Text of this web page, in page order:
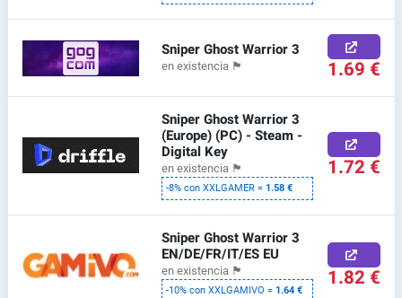
Sniper Ghost Warrior 3
en existencia 🏴 1.69 €
Sniper Ghost Warrior 3
(Europe) (PC) - Steam -
Digital Key
en existencia 🏴
-8% con XXLGAMER =1.58 €
1.72 €
Sniper Ghost Warrior 3
EN/DE/FR/IT/ES EU
en existencia 🏴
-10% con XXLGAMIVO =1.64 € 1.82 €